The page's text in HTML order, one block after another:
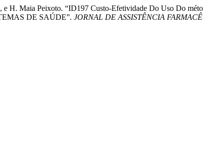
H. Maia Peixoto. “ID197 Custo-Efetividade Do Uso Do
DE SAÚDE”. JORNAL DE ASSISTÊNCIA